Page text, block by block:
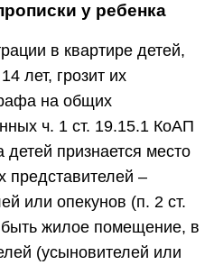
у ребенка
в квартире детей,
лет, грозит их
на общих
ч. 1 ст. 19.15.1 КоАП
признается место
представителей –
или опекунов (п. 2 ст.
жилое помещение, в
(усыновителей или